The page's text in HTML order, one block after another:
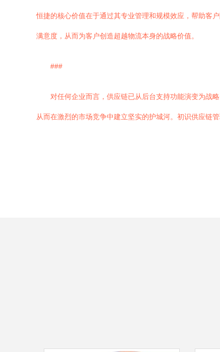
恒捷的核心价值在于通过其专业管理和规模效应，帮助客
满意度，从而为客户创造超越物流本身的战略价值。
###
对任何企业而言，供应链已从后台支持功能演变为战
从而在激烈的市场竞争中建立坚实的护城河。初识供应链